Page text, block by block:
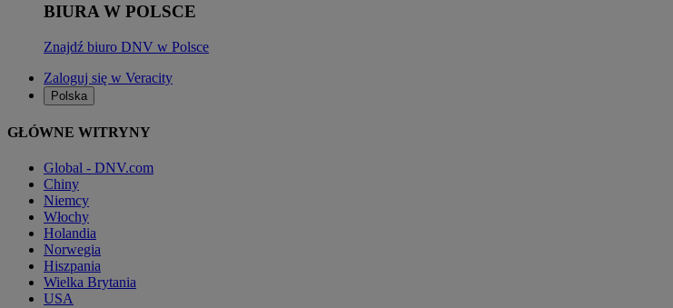
BIURA W POLSCE
Znajdź biuro DNV w Polsce
Zaloguj się w Veracity
Polska
GŁÓWNE WITRYNY
Global - DNV.com
Chiny
Niemcy
Włochy
Holandia
Norwegia
Hiszpania
Wielka Brytania
USA